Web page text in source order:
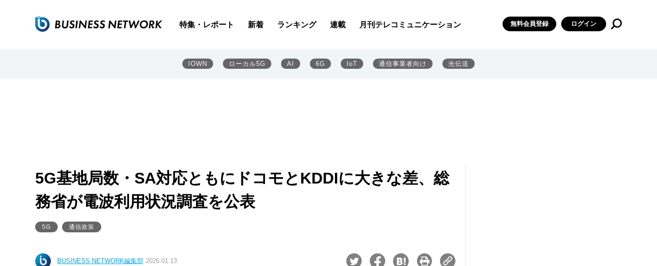
特集・レポート 新着 ランキング 連載 月刊テレコミュニケーション 無料会員登録 ログイン
IOWN ローカル5G AI 6G IoT 通信事業者向け 光伝送
5G基地局数・SA対応ともにドコモとKDDIに大きな差、総
務省が電波利用状況調査を公表
5G 通信政策
BUSINESS NETWORK編集部 2026.01.13